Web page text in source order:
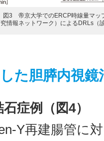
図3 帝京大学でのERCP時線量マッ
情報ネットワーク）によるDRLs（
た胆膵内視鏡
症例（図4）
Y再建腸管に